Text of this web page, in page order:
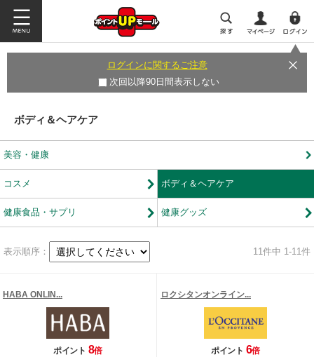
ログインに関するご注意
次回以降90日間表示しない
ボディ＆ヘアケア
美容・健康
コスメ ボディ＆ヘアケア
健康食品・サプリ 健康グッズ
表示順序： 11件中 1-11件
HABA ONLIN...
ポイント 8倍
ロクシタンオンライン...
ポイント 6倍